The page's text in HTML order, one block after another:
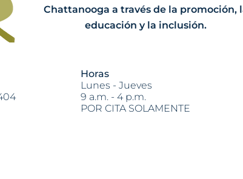
Chattanooga a través de la promoción,
educación y la inclusión.
Horas
Lunes - Jueves
9 a.m. - 4 p.m.
POR CITA SOLAMENTE